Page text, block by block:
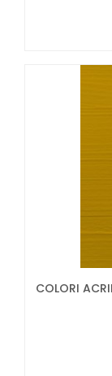
COLORI